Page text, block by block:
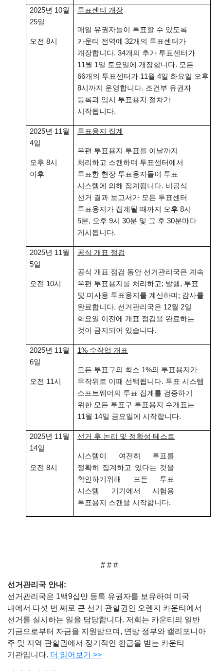
2025년 10월
25일
오전 8시
투표센터 개장
매일 유권자들이 투표할 수 있도록
카운티 전역에 32개의 투표센터가
개장합니다. 34개의 추가 투표센터가
11월 1일 토요일에 개장합니다. 모든
66개의 투표센터가 11월 4일 화요일 오후
8시까지 운영합니다. 조건부 유권자
등록과 임시 투표용지 절차가
시작됩니다.
2025년 11월
4일
오후 8시
이후
투표용지 집계
우편 투표용지 투표를 이날까지
처리하고 스캔하며 투표센터에서
투표한 현장 투표용지들이 투표
시스템에 의해 집계됩니다. 비공식
선거 결과 보고서가 모든 투표센터
투표용지가 집계될 때까지 오후 8시
5분, 오후 9시 30분 및 그 후 30분마다
게시됩니다.
2025년 11월
5일
오전 10시
공식 개표 점검
공식 개표 점검 동안 선거관리국은 계속
우편 투표용지를 처리하고; 발행, 투표
및 미사용 투표용지를 계산하며; 감사를
완료합니다. 선거관리국은 12월 2일
화요일 이전에 개표 점검을 완료하는
것이 금지되어 있습니다.
2025년 11월
6일
오전 11시
1% 수작업 개표
모든 투표구의 최소 1%의 투표용지가
무작위로 이때 선택됩니다. 투표 시스템
소프트웨어의 투표 집계를 검증하기
위한 모든 투표구 투표용지 수개표는
11월 14일 금요일에 시작합니다.
2025년 11월
14일
오전 8시
선거 후 논리 및 정확성 테스트
시스템이 여전히 투표를
정확히 집계하고 있다는 것을
확인하기위해 모든 투표
시스템 기기에서 시험용
투표용지 스캔을 시작합니다.
# # #
선거관리국 안내 :
선거관리국은 1백9십만 등록 유권자를 보유하여 미국
내에서 다섯 번 째로 큰 선거 관할권인 오렌지 카운티에서
선거를 실시하는 일을 담당합니다. 저희는 카운티의 일반
기금으로부터 자금을 지원받으며, 연방 정부와 캘리포니아
주 및 지역 관할권에서 정기적인 환급을 받는 카운티
기관입니다. 더 읽어보기 >>